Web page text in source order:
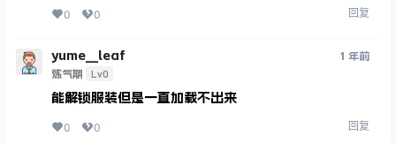
0 0 回复
yume__leaf
炼气期 Lv0
1 年前
能解锁服装但是一直加载不出来
0 0 回复